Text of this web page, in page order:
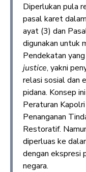
Diperlukan pula
pasal karet
ayat (3) dan
digunakan untuk
Pendekatan
justice, yakni
relasi sosial dan
pidana. Konsep
Peraturan
Penanganan
Restoratif.
diperluas ke
dengan ekspresi
negara.